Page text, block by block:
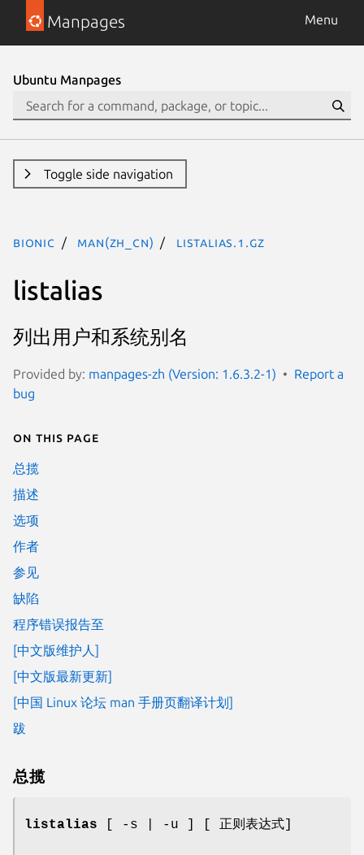
Manpages Menu
Ubuntu Manpages
Toggle side navigation
bionic man(zh_CN) listalias.1.gz
listalias
列出用户和系统别名
Provided by: manpages-zh (Version: 1.6.3.2-1)
Report a
bug
On this page
总揽
描述
选项
作者
参见
缺陷
程序错误报告至
[中文版维护人]
[中文版最新更新]
[中国 Linux 论坛 man 手册页翻译计划]
跋
总揽
listalias [ -s | -u ] [ 正则表达式]